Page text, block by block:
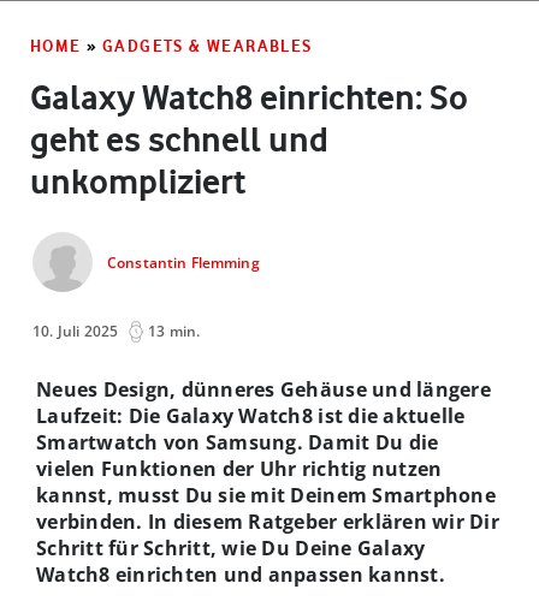
HOME » GADGETS & WEARABLES
Galaxy Watch8 einrichten: So
geht es schnell und
unkompliziert
Constantin Flemming
10. Juli 2025 13 min.
Neues Design, dünneres Gehäuse und längere
Laufzeit: Die Galaxy Watch8 ist die aktuelle
Smartwatch von Samsung. Damit Du die
vielen Funktionen der Uhr richtig nutzen
kannst, musst Du sie mit Deinem Smartphone
verbinden. In diesem Ratgeber erklären wir Dir
Schritt für Schritt, wie Du Deine Galaxy
Watch8 einrichten und anpassen kannst.